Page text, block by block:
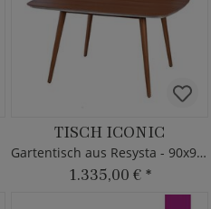
TISCH ICONIC
Gartentisch aus Resysta - 90x90cm
1.335,00 € *